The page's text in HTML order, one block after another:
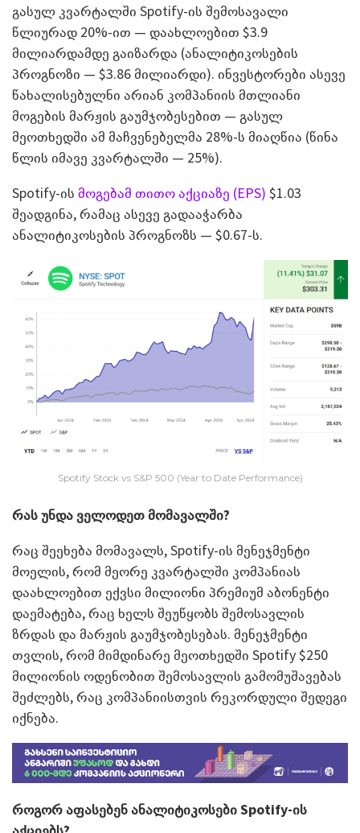
გასულ კვარტალში Spotify-ის შემოსავალი
წლიურად 20%-ით — დაახლოებით $3.9
მილიარდამდე გაიზარდა (ანალიტიკოსების
პროგნოზი — $3.86 მილიარდი). ინვესტორები ასევე
წახალისებულნი არიან კომპანიის მთლიანი
მოგების მარჟის გაუმჯობესებით — გასულ
მეოთხედში ამ მაჩვენებელმა 28%-ს მიაღწია (წინა
წლის იმავე კვარტალში — 25%).
Spotify-ის მოგებამ თითო აქციაზე (EPS) $1.03
შეადგინა, რამაც ასევე გადააჭარბა
ანალიტიკოსების პროგნოზს — $0.67-ს.
Spotify Stock vs S&P 500 (Year to Date Performance)
რას უნდა ველოდეთ მომავალში?
რაც შეეხება მომავალს, Spotify-ის მენეჯმენტი
მოელის, რომ მეორე კვარტალში კომპანიას
დაახლოებით ექვსი მილიონი პრემიუმ აბონენტი
დაემატება, რაც ხელს შეუწყობს შემოსავლის
ზრდას და მარჟის გაუმჯობესებას. მენეჯმენტი
თვლის, რომ მიმდინარე მეოთხედში Spotify $250
მილიონის ოდენობით შემოსავლის გამომუშავებას
შეძლებს, რაც კომპანიისთვის რეკორდული შედეგი
იქნება.
როგორ აფასებენ ანალიტიკოსებიSpotify-ის